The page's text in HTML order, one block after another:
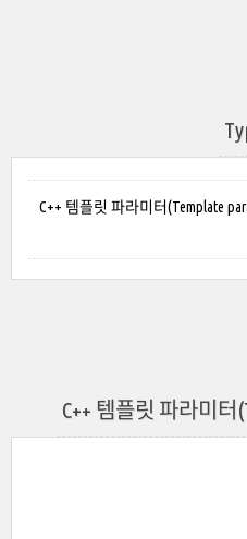
C++ 템플릿 파라미터(Template
C++ 템플릿 파라미터